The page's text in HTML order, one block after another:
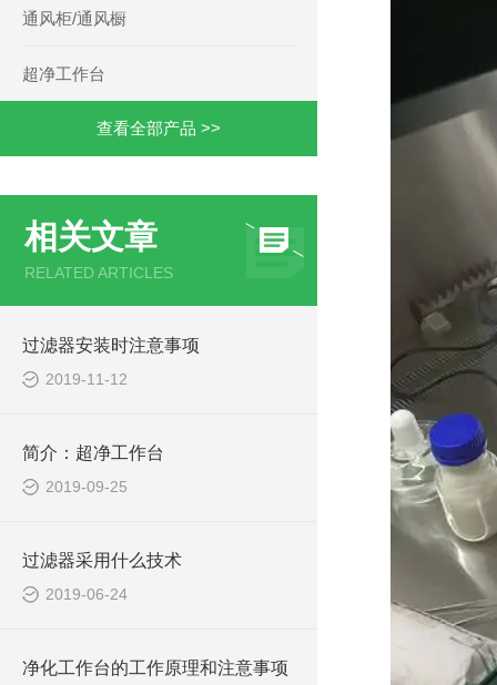
通风柜/通风橱
超净工作台
查看全部产品 >>
相关文章
RELATED ARTICLES
过滤器安装时注意事项
2019-11-12
简介：超净工作台
2019-09-25
过滤器采用什么技术
2019-06-24
净化工作台的工作原理和注意事项